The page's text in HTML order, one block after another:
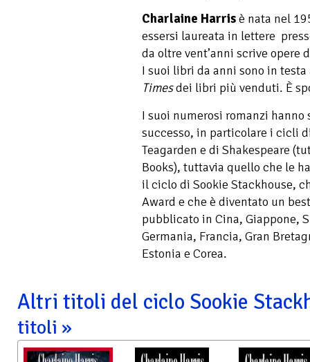
Charlaine Harrisè nata nel
essersi laureata in lettere
da oltre vent’anni scrive opere
I suoi libri da anni sono in
Timesdei libri più venduti. È
I suoi numerosi romanzi
successo, in particolare i cicli
Teagarden e di Shakespeare
Books), tuttavia quello che le
il ciclo di Sookie Stackhouse,
Award e che è diventato un
pubblicato in Cina, Giappone,
Germania, Francia, Gran
Estonia e Corea.
Altri titoli del ciclo Sookie
titoli